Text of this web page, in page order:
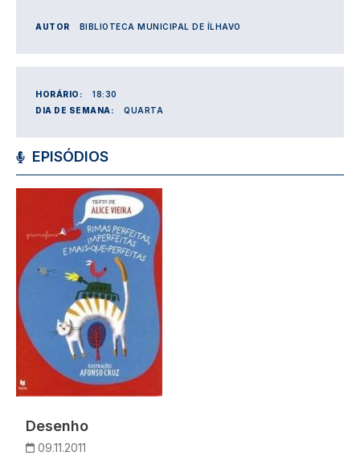
AUTOR BIBLIOTECA MUNICIPAL DE ÍLHAVO
HORÁRIO:
18:30
DIA DE SEMANA:
QUARTA
EPISÓDIOS
Desenho
09.11.2011